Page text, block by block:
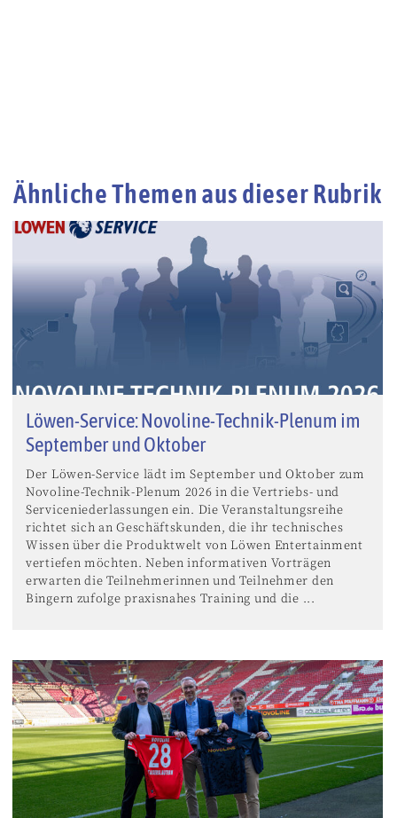
Ähnliche Themen aus dieser Rubrik
Löwen-Service: Novoline-Technik-Plenum im
September und Oktober
Der Löwen-Service lädt im September und Oktober zum
Novoline-Technik-Plenum 2026 in die Vertriebs- und
Serviceniederlassungen ein. Die Veranstaltungsreihe
richtet sich an Geschäftskunden, die ihr technisches
Wissen über die Produktwelt von Löwen Entertainment
vertiefen möchten. Neben informativen Vorträgen
erwarten die Teilnehmerinnen und Teilnehmer den
Bingern zufolge praxisnahes Training und die ...